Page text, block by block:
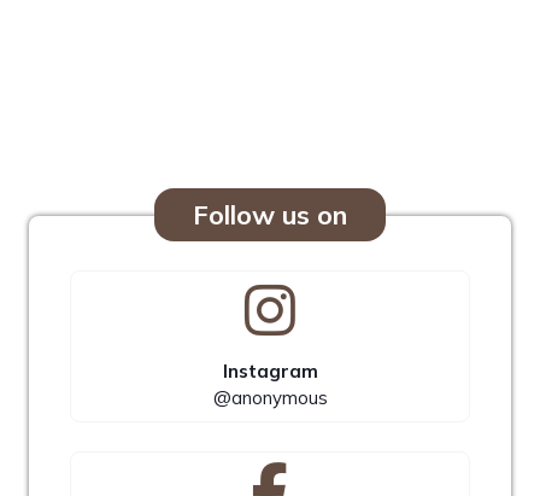
Follow us on
Instagram
@anonymous